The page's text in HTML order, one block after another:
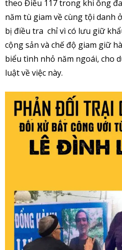
theo Điều 117 trong khi ông
năm tù giam về cùng tội danh
bị điều tra chỉ vì có lưu giữ
cộng sản và chế độ giam giữ
biểu tình nhỏ năm ngoái, cho
luật về việc này.